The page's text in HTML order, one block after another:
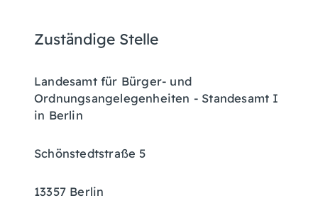
Zuständige Stelle
Landesamt für Bürger- und
Ordnungsangelegenheiten - Standesamt I
in Berlin
Schönstedtstraße 5
13357 Berlin